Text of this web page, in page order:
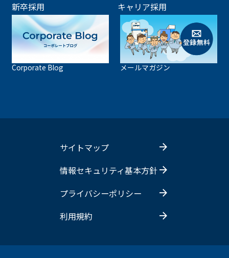
新卒採用 キャリア採用
Corporate Blog メールマガジン
サイトマップ
情報セキュリティ基本方針
プライバシーポリシー
利用規約